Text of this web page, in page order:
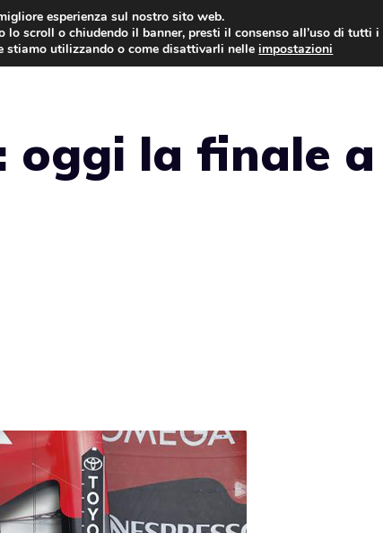
NEWS LEGGI & NORMATIVE
oggi la finale a
esperienza sul nostro sito web.
lo scroll o chiudendo il banner, presti il consenso all’uso di tutti i
stiamo utilizzando o come disattivarli nelleimpostazioni